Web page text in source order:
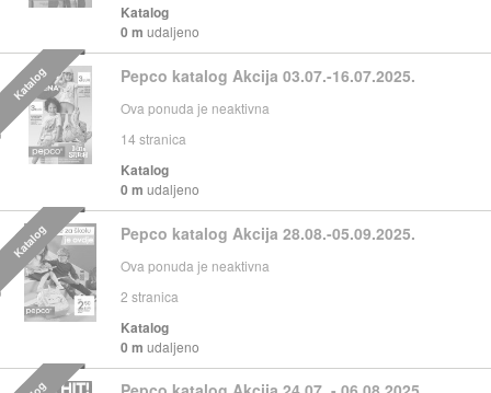
Katalog
0 m udaljeno
Pepco katalog Akcija 03.07.-16.07.2025.
Ova ponuda je neaktivna
14 stranica
Katalog
0 m udaljeno
Katalog
Pepco katalog Akcija 28.08.-05.09.2025.
Ova ponuda je neaktivna
2 stranica
Katalog
0 m udaljeno
Katalog